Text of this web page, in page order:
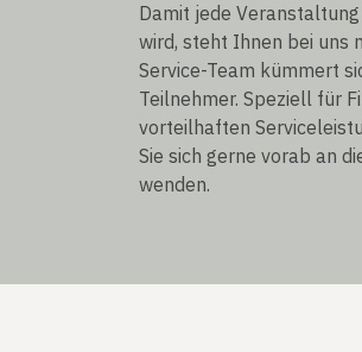
Damit jede
wird, steht Ihnen bei uns
Service-Team kümmert
Teilnehmer. Speziell für
vorteilhaften
Sie sich gerne vorab an
wenden.